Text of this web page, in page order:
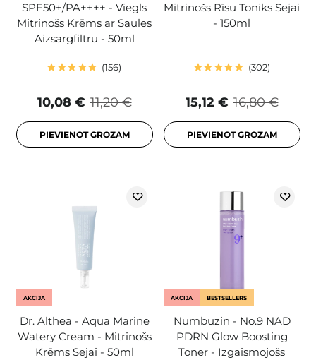
SPF50+/PA++++ - Viegls
Mitrinošs Krēms ar Saules
Aizsargfiltru - 50ml
156
11,20 €
10,08 €
PIEVIENOT GROZAM
Mitrinošs Rīsu Toniks Sejai
- 150ml
302
16,80 €
15,12 €
PIEVIENOT GROZAM
AKCIJA
Dr. Althea - Aqua Marine
Watery Cream - Mitrinošs
Krēms Sejai - 50ml
AKCIJA BESTSELLERS
Numbuzin - No.9 NAD
PDRN Glow Boosting
Toner - Izgaismojošs